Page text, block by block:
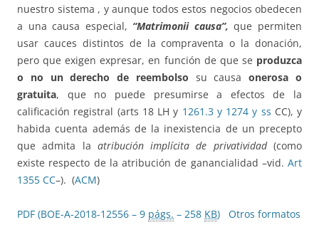
nuestro sistema , y aunque todos estos negocios obedecen
a una causa especial, “Matrimonii causa”, que permiten
usar cauces distintos de la compraventa o la donación,
pero que exigen expresar, en función de que se produzca
o no un derecho de reembolso su causaonerosa o
gratuita, que no puede presumirse a efectos de la
calificación registral (arts 18 LH y 1261.3 y 1274 y ss CC), y
habida cuenta además de la inexistencia de un precepto
que admita la atribución implícita de privatividad(como
existe respecto de la atribución de ganancialidad –vid. Art
1355 CC–). (ACM)
PDF (BOE-A-2018-12556 – 9 págs. – 258 KB) Otros formatos